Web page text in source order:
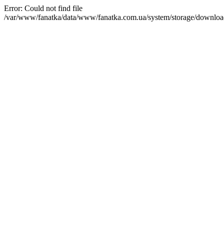
Error: Could not find file
/var/www/fanatka/data/www/fanatka.com.ua/system/storage/